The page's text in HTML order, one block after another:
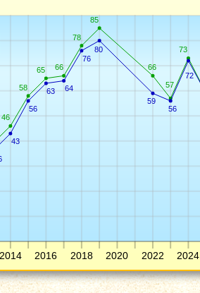
2014 2016 2018 2020 2022 2024
46
58
65 66
78
85
66
57
73
43
56
63 64
76
80
59
56
72